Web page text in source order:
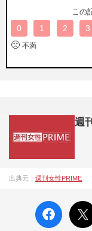
この
0 1 2 3
🙁 不満
週
成27年）1月に開設
陣の執筆記事を配
面に掲載された記
出典元： 週刊女性PRIME
facebo
ok い
X ポ
ト